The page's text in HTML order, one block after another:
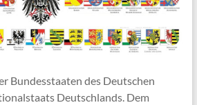
Bundesstaaten des Deutschen
Deutschlands. Dem